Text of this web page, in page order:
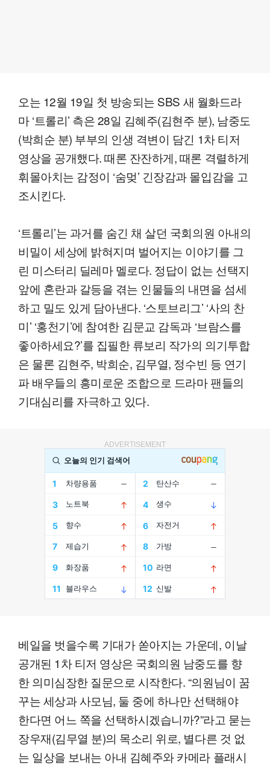
오는 12월 19일 첫 방송되는 SBS 새 월화드라
마 ‘트롤리’ 측은 28일 김혜주(김현주 분), 남중도
(박희순 분) 부부의 인생 격변이 담긴 1차 티저
영상을 공개했다. 때론 잔잔하게, 때론 격렬하게
휘몰아치는 감정이 ‘숨멎’ 긴장감과 몰입감을 고
조시킨다.
‘트롤리’는 과거를 숨긴 채 살던 국회의원 아내의
비밀이 세상에 밝혀지며 벌어지는 이야기를 그
린 미스터리 딜레마 멜로다. 정답이 없는 선택지
앞에 혼란과 갈등을 겪는 인물들의 내면을 섬세
하고 밀도 있게 담아낸다. ‘스토브리그’ ‘사의 찬
미’ ‘홍천기’에 참여한 김문교 감독과 ‘브람스를
좋아하세요?’를 집필한 류보리 작가의 의기투합
은 물론 김현주, 박희순, 김무열, 정수빈 등 연기
파 배우들의 흥미로운 조합으로 드라마 팬들의
기대심리를 자극하고 있다.
ADVERTISEMENT
베일을 벗을수록 기대가 쏟아지는 가운데, 이날
공개된 1차 티저 영상은 국회의원 남중도를 향
한 의미심장한 질문으로 시작한다. “의원님이 꿈
꾸는 세상과 사모님, 둘 중에 하나만 선택해야
한다면 어느 쪽을 선택하시겠습니까?”라고 묻는
장우재(김무열 분)의 목소리 위로, 별다른 것 없
는 일상을 보내는 아내 김혜주와 카메라 플래시